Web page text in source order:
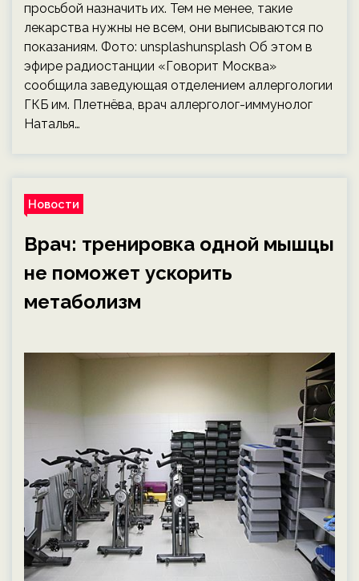
просьбой назначить их. Тем не менее, такие
лекарства нужны не всем, они выписываются по
показаниям. Фото: unsplashunsplash Об этом в
эфире радиостанции «Говорит Москва»
сообщила заведующая отделением аллергологии
ГКБ им. Плетнёва, врач аллерголог-иммунолог
Наталья…
Новости
Врач: тренировка одной мышцы
не поможет ускорить
метаболизм